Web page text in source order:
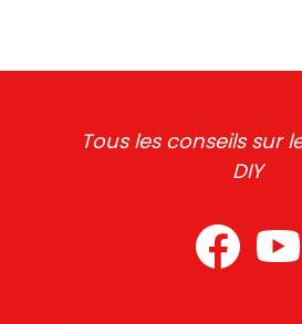
Tous les conseils sur
DIY